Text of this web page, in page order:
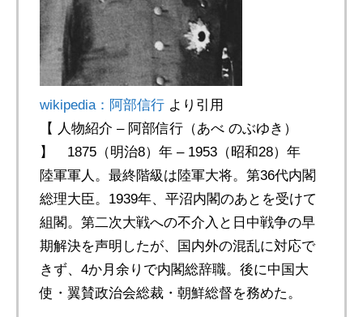
wikipedia：阿部信行より引用
【 人物紹介 – 阿部信行（あべ のぶゆき）
】 1875（明治8）年 – 1953（昭和28）年
陸軍軍人。最終階級は陸軍大将。第36代内閣
総理大臣。1939年、平沼内閣のあとを受けて
組閣。第二次大戦への不介入と日中戦争の早
期解決を声明したが、国内外の混乱に対応で
きず、4か月余りで内閣総辞職。後に中国大
使・翼賛政治会総裁・朝鮮総督を務めた。